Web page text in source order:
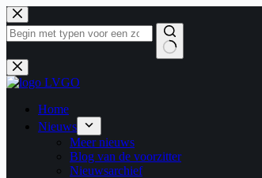
Ga
naar
de
Geen
resultaten
Home
Nieuws
Meer nieuws
Blog van de voorzitter
Nieuwsarchief